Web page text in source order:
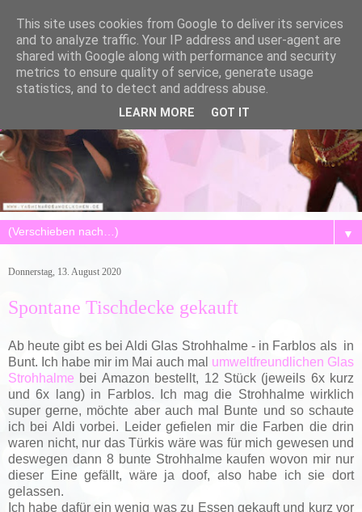
▼
Donnerstag, 13. August 2020
Spontane Tischdecke gekauft
Ab heute gibt es bei Aldi Glas Strohhalme - in Farblos als in
Bunt. Ich habe mir im Mai auch mal umweltfreundlichen Glas
Strohhalme bei Amazon bestellt, 12 Stück (jeweils 6x kurz
und 6x lang) in Farblos. Ich mag die Strohhalme wirklich
super gerne, möchte aber auch mal Bunte und so schaute
ich bei Aldi vorbei. Leider gefielen mir die Farben die drin
waren nicht, nur das Türkis wäre was für mich gewesen und
deswegen dann 8 bunte Strohhalme kaufen wovon mir nur
dieser Eine gefällt, wäre ja doof, also habe ich sie dort
gelassen.
Ich habe dafür ein wenig was zu Essen gekauft und kurz vor
This site uses cookies from Google to deliver its services
and to analyze traffic. Your IP address and user-agent are
shared with Google along with performance and security
metrics to ensure quality of service, generate usage
statistics, and to detect and address abuse.
LEARN MORE GOT IT